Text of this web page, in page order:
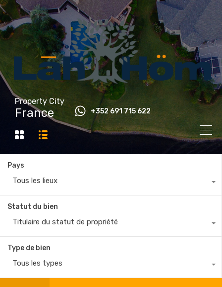
+352 691 715 622
Property City
France
Pays
Tous les lieux
Statut du bien
Titulaire du statut de propriété
Type de bien
Tous les types